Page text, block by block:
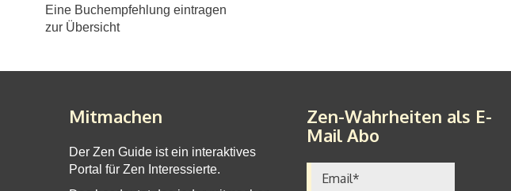
Eine Buchempfehlung eintragen
zur Übersicht
Mitmachen
Der Zen Guide ist ein interaktives
Portal für Zen Interessierte.
Zen-Wahrheiten als E-
Mail Abo